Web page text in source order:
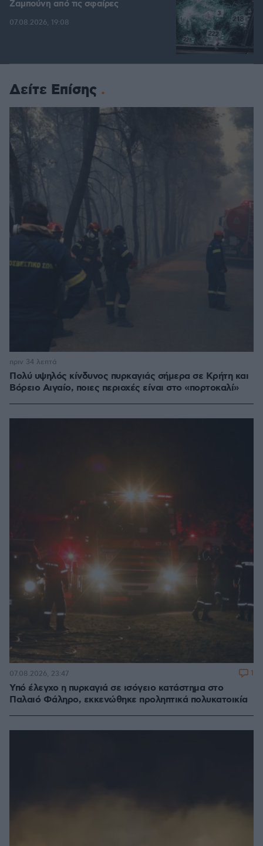
Ζαμπούνη από τις σφαίρες
07.08.2026, 19:08
Δείτε Επίσης
Πολύ υψηλός κίνδυνος πυρκαγιάς σήμερα σε Κρήτη και
Βόρειο Αιγαίο, ποιες περιοχές είναι στο «πορτοκαλί»
πριν 34 λεπτά
Υπό έλεγχο η πυρκαγιά σε ισόγειο κατάστημα στο
Παλαιό Φάληρο, εκκενώθηκε προληπτικά πολυκατοικία
07.08.2026, 23:47 1